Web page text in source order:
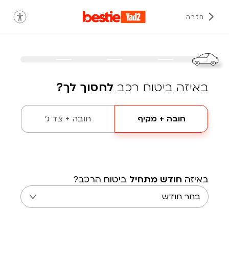
חזרה
באיזה ביטוח רכב לחסוך לך?
חובה + מקיף חובה + צד ג'
באיזה חודש מתחיל ביטוח הרכב?